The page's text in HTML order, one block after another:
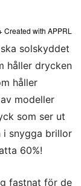
Created with APPRL
solskyddet
håller drycken
håller
modeller
som ser ut
i snygga brillor
60%!
fastnat för de